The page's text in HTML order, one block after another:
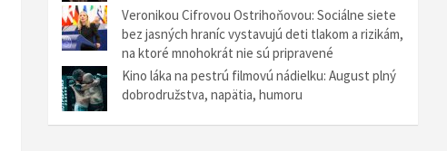
Veronikou Cifrovou Ostrihoňovou: Sociálne siete
bez jasných hraníc vystavujú deti tlakom a rizikám,
na ktoré mnohokrát nie sú pripravené
Kino láka na pestrú filmovú nádielku: August plný
dobrodružstva, napätia, humoru